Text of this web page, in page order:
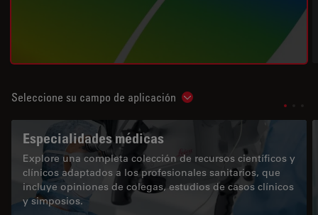
Seleccione su campo de aplicación Show subnavigation
Especialidades médicas
Explore una completa colección de recursos científicos y
clínicos adaptados a los profesionales sanitarios, que
incluye opiniones de colegas, estudios de casos clínicos
y simposios.